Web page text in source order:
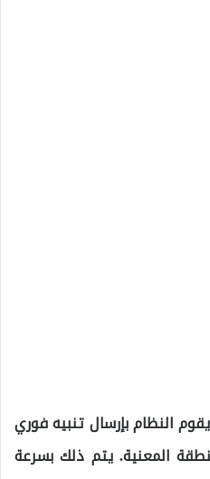
النظام بإرسال تنبيه فوري
المعنية. يتم ذلك بسرعة